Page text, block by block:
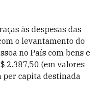
às despesas das
o levantamento do
no País com bens e
2.387,50 (em valores
per capita destinada